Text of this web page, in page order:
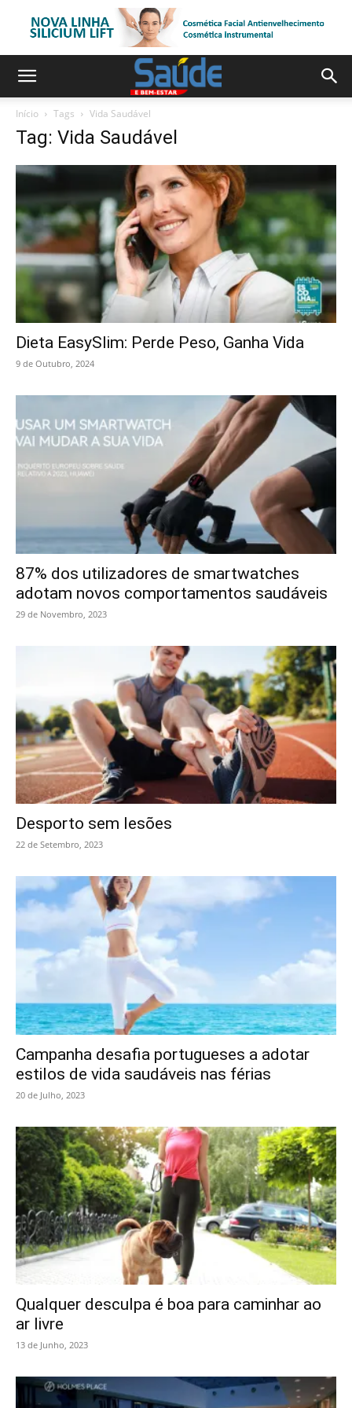
Início Tags Vida Saudável
Tag: Vida Saudável
Dieta EasySlim: Perde Peso, Ganha Vida
9 de Outubro, 2024
87% dos utilizadores de smartwatches
adotam novos comportamentos saudáveis
29 de Novembro, 2023
Desporto sem lesões
22 de Setembro, 2023
Campanha desafia portugueses a adotar
estilos de vida saudáveis nas férias
20 de Julho, 2023
Qualquer desculpa é boa para caminhar ao
ar livre
13 de Junho, 2023